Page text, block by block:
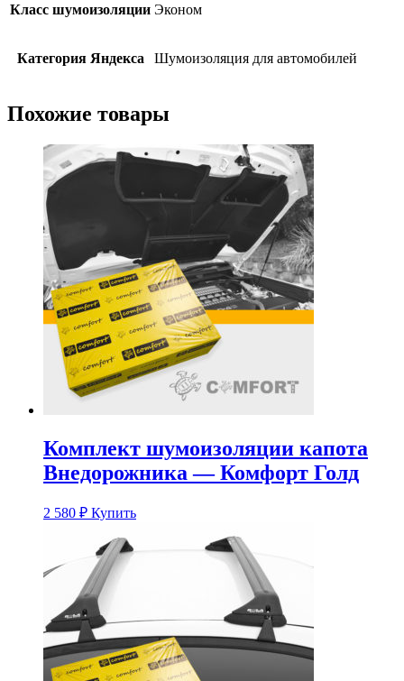
Класс шумоизоляции Эконом
Категория Яндекса Шумоизоляция для автомобилей
Похожие товары
Комплект шумоизоляции капота
Внедорожника — Комфорт Голд
2 580 ₽ Купить